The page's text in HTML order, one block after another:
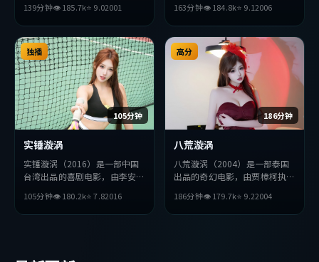
等主演。影片在叙事与视听上力
求突破，探讨人性与抉择，节奏
张弛有度，适合喜欢该类型的观
众完整观看。
139分钟👁185.7k⭐ 9.02001
演。影片在叙事与视听上力求突
破，探讨人性与抉择，节奏张弛
有度，适合喜欢该类型的观众完
整观看。
163分钟👁184.8k⭐ 9.12006
105分钟
独播
实锤漩涡
实锤漩涡（2016）是一部中国
台湾出品的喜剧电影，由李安执
主演。影片在叙事与视听上力求
突破，探讨人性与抉择，节奏张
105分钟👁180.2k⭐7.82016
186分钟
高分
八荒漩涡
八荒漩涡（2004）是一部泰国
出品的奇幻电影，由贾樟柯执
主演。影片在叙事与视听上力求
突破，探讨人性与抉择，节奏张
186分钟👁179.7k⭐ 9.22004